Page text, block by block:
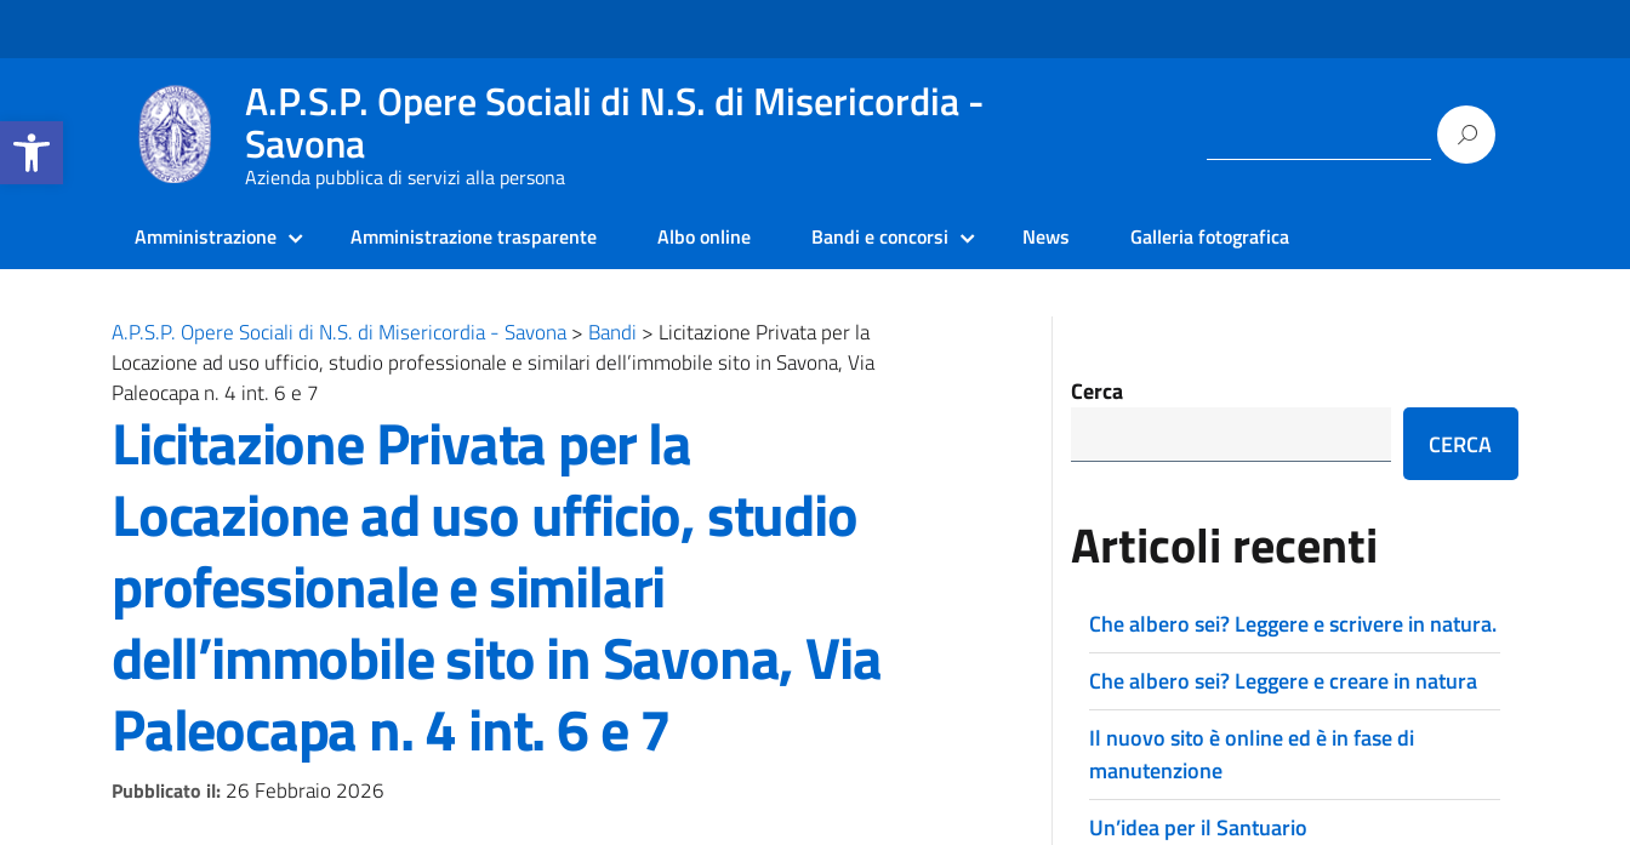
Apri la barra degli strumenti
A.P.S.P. Opere Sociali di N.S. di Misericordia -
Savona
Azienda pubblica di servizi alla persona
Amministrazione Amministrazione trasparente Albo online Bandi e concorsi News Galleria fotografica
A.P.S.P. Opere Sociali di N.S. di Misericordia - Savona> Bandi > Licitazione Privata per la
Locazione ad uso ufficio, studio professionale e similari dell’immobile sito in Savona, Via
Paleocapa n. 4 int. 6 e 7
Licitazione Privata per la
Locazione ad uso ufficio, studio
professionale e similari
dell’immobile sito in Savona, Via
Paleocapa n. 4 int. 6 e 7
Pubblicato il: 26 Febbraio 2026
Cerca
CERCA
Articoli recenti
Che albero sei? Leggere e scrivere in natura.
Che albero sei? Leggere e creare in natura
Il nuovo sito è online ed è in fase di
manutenzione
Un’idea per il Santuario